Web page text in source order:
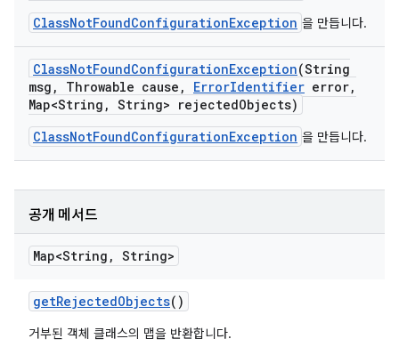
ClassNotFoundConfigurationException 을 만듭니다.
ClassNotFoundConfigurationException(String
msg , Throwable cause , ErrorIdentifier error,
Map<String , String> rejectedObjects)
ClassNotFoundConfigurationException 을 만듭니다.
공개 메서드
Map<String , String>
getRejectedObjects()
거부된 객체 클래스의 맵을 반환합니다.